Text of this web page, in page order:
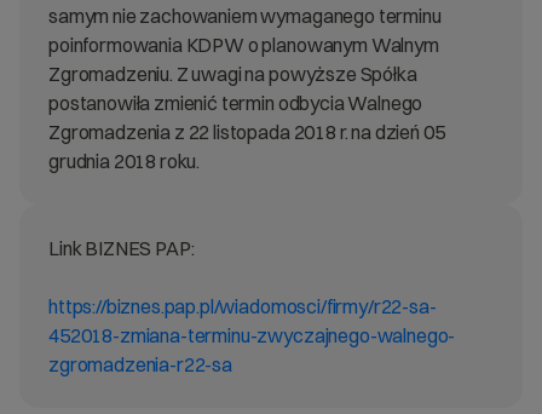
samym nie zachowaniem wymaganego terminu
poinformowania KDPW o planowanym Walnym
Zgromadzeniu. Z uwagi na powyższe Spółka
postanowiła zmienić termin odbycia Walnego
Zgromadzenia z 22 listopada 2018 r. na dzień 05
grudnia 2018 roku.
Link BIZNES PAP:
https://biznes.pap.pl/wiadomosci/firmy/r22-sa-
452018-zmiana-terminu-zwyczajnego-walnego-
zgromadzenia-r22-sa